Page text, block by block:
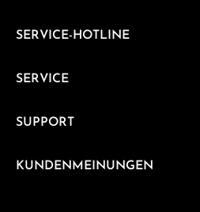
SERVICE-HOTLINE
SERVICE
SUPPORT
KUNDENMEINUNGEN